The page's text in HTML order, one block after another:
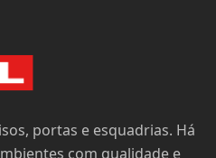
portas e esquadrias. Há
com qualidade e